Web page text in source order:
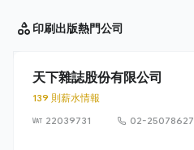
印刷出版熱門公司
天下雜誌股份有限公司
139 則薪水情報
22039731
02-25078627